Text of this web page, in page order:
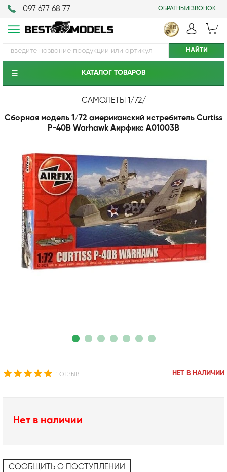
097 677 68 77 ОБРАТНЫЙ ЗВОНОК
КАТАЛОГ ТОВАРОВ
САМОЛЕТЫ 1/72/
Сборная модель 1/72 американский истребитель Curtiss
P-40B Warhawk Аирфикс A01003B
1 ОТЗЫВ НЕТ В НАЛИЧИИ
Нет в наличии
СООБЩИТЬ О ПОСТУПЛЕНИИ